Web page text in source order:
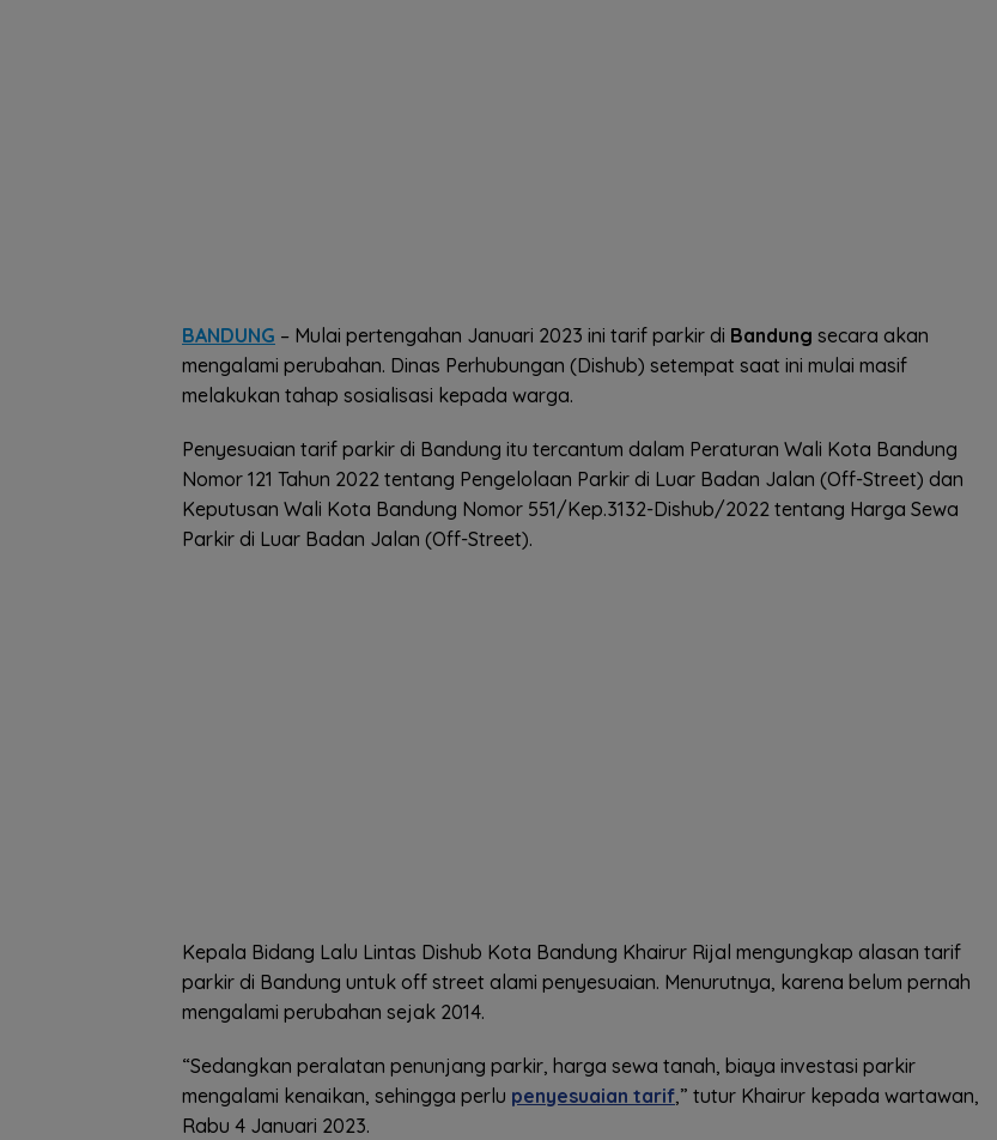
BANDUNG – Mulai pertengahan Januari 2023 ini tarif parkir di Bandung secara akan
mengalami perubahan. Dinas Perhubungan (Dishub) setempat saat ini mulai masif
melakukan tahap sosialisasi kepada warga.
Penyesuaian tarif parkir di Bandung itu tercantum dalam Peraturan Wali Kota Bandung
Nomor 121 Tahun 2022 tentang Pengelolaan Parkir di Luar Badan Jalan (Off-Street) dan
Keputusan Wali Kota Bandung Nomor 551/Kep.3132-Dishub/2022 tentang Harga Sewa
Parkir di Luar Badan Jalan (Off-Street).
Kepala Bidang Lalu Lintas Dishub Kota Bandung Khairur Rijal mengungkap alasan tarif
parkir di Bandung untuk off street alami penyesuaian. Menurutnya, karena belum pernah
mengalami perubahan sejak 2014.
“Sedangkan peralatan penunjang parkir, harga sewa tanah, biaya investasi parkir
mengalami kenaikan, sehingga perlu penyesuaian tarif,” tutur Khairur kepada wartawan,
Rabu 4 Januari 2023.